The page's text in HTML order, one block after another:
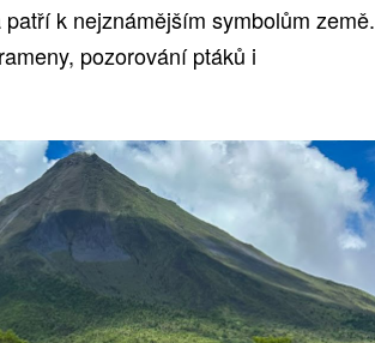
k nejznámějším symbolům země.
pozorování ptáků i